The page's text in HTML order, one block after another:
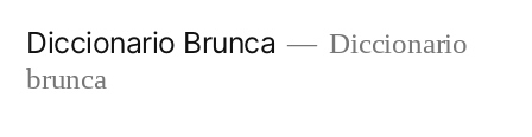
Diccionario Brunca
Diccionario
brunca